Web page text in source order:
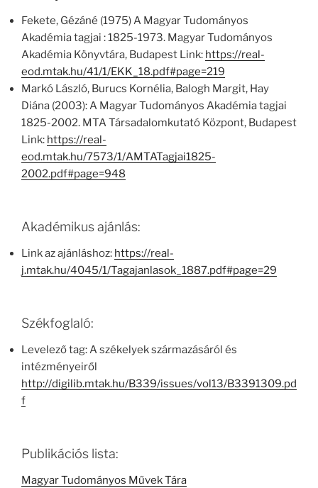
Fekete, Gézáné (1975) A Magyar Tudományos
Akadémia tagjai : 1825-1973. Magyar Tudományos
Akadémia Könyvtára, Budapest Link: https://real-
eod.mtak.hu/41/1/EKK_18.pdf#page=219
Markó László, Burucs Kornélia, Balogh Margit, Hay
Diána (2003): A Magyar Tudományos Akadémia tagjai
1825-2002. MTA Társadalomkutató Központ, Budapest
Link: https://real-
eod.mtak.hu/7573/1/AMTATagjai1825-
2002.pdf#page=948
Akadémikus ajánlás:
Link az ajánláshoz: https://real-
j.mtak.hu/4045/1/Tagajanlasok_1887.pdf#page=29
Székfoglaló:
Levelező tag: A székelyek származásáról és
intézményeiről
http://digilib.mtak.hu/B339/issues/vol13/B3391309.pd
f
Publikációs lista:
Magyar Tudományos Művek Tára